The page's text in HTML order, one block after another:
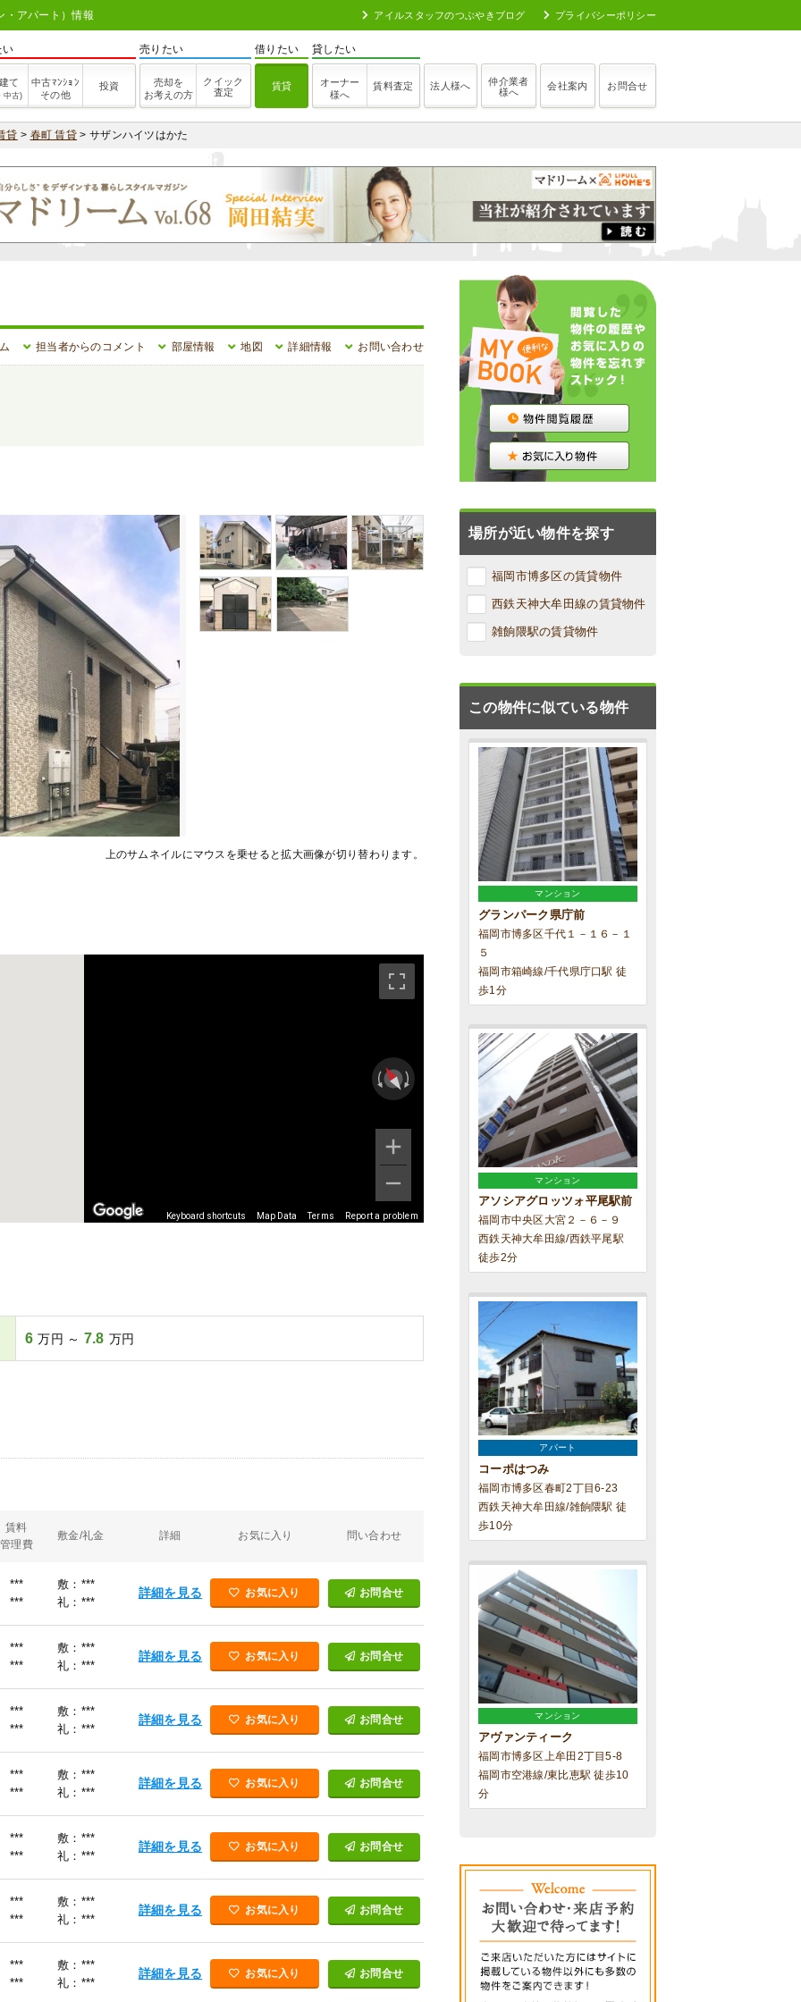
・アパート）情報 アイルスタッフのつぶやきブログ プライバシーポリシー
い
て
中古)
中古ﾏﾝｼｮﾝ
その他
投資
売りたい
売却を
お考えの方
クイック
査定
借りたい
賃貸
貸したい
オーナー
様へ
賃料査定 法人様へ
仲介業者
様へ
会社案内 お問合せ
貸 > 春町 賃貸 > サザンハイツはかた
担当者からのコメント 部屋情報 地図 詳細情報 お問い合わせ
上のサムネイルにマウスを乗せると拡大画像が切り替わります。
Keyboard shortcuts Map Data Terms Report a problem
6 万円 ～ 7.8 万円
賃料
管理費
敷金/礼金 詳細 お気に入り 問い合わせ
***
***
敷：***
礼：***
詳細を見る お気に入り お問合せ
***
***
敷：***
礼：***
詳細を見る お気に入り お問合せ
***
***
敷：***
礼：***
詳細を見る お気に入り お問合せ
***
***
敷：***
礼：***
詳細を見る お気に入り お問合せ
***
***
敷：***
礼：***
詳細を見る お気に入り お問合せ
***
***
敷：***
礼：***
詳細を見る お気に入り お問合せ
***
***
敷：***
礼：***
詳細を見る お気に入り お問合せ
場所が近い物件を探す
福岡市博多区の賃貸物件
西鉄天神大牟田線の賃貸物件
雑餉隈駅の賃貸物件
この物件に似ている物件
マンション
グランパーク県庁前
福岡市博多区千代１－１６－１
５
福岡市箱崎線/千代県庁口駅 徒
歩1分
マンション
アソシアグロッツォ平尾駅前
福岡市中央区大宮２－６－９
西鉄天神大牟田線/西鉄平尾駅
徒歩2分
アパート
コーポはつみ
福岡市博多区春町2丁目6-23
西鉄天神大牟田線/雑餉隈駅 徒
歩10分
マンション
アヴァンティーク
福岡市博多区上牟田2丁目5-8
福岡市空港線/東比恵駅 徒歩10
分